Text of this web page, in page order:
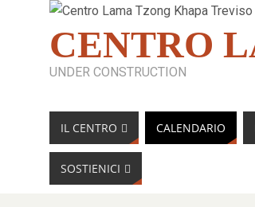
CENTRO
UNDER CONSTRUCTION
IL CENTRO CALENDARIO
SOSTIENICI